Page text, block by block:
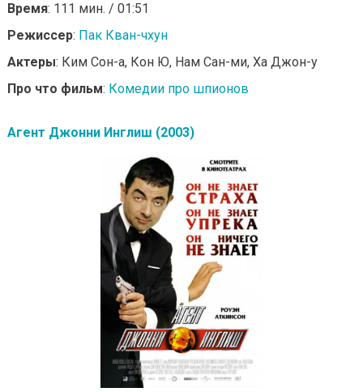
Время: 111 мин. / 01:51
Режиссер: Пак Кван-чхун
Актеры: Ким Сон-а, Кон Ю, Нам Сан-ми, Ха Джон-у
Про что фильм: Комедии про шпионов
Агент Джонни Инглиш (2003)